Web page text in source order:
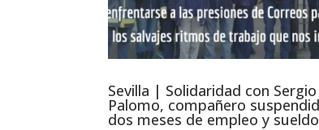
Sevilla | Solidaridad con Sergio
Palomo, compañero
dos meses de empleo y sueldo